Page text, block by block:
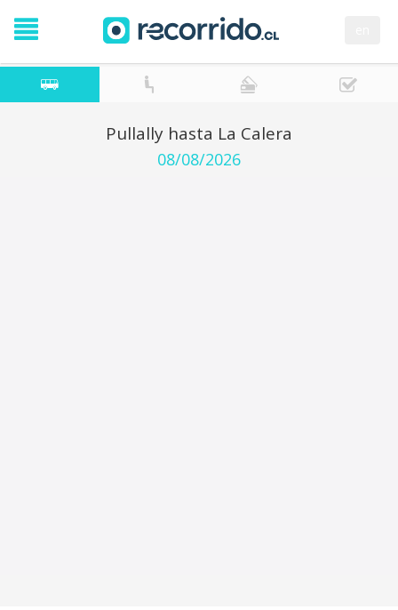
Pullally hasta La Calera
08/08/2026